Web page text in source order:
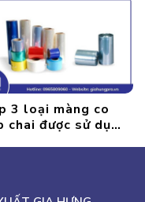
3 loại màng co
chai được sử dụng